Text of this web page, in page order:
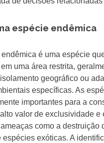
espécie endêmica
é uma espécie
uma área restrita,
geográfico ou
específicas. As
importantes para a
valor de exclusividade e
como a destruição
espécies exóticas. A